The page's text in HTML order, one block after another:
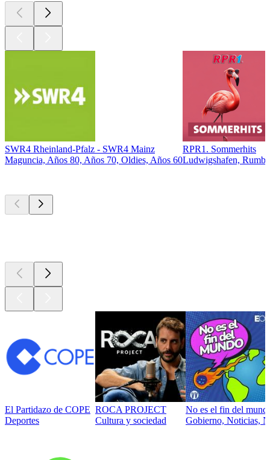
SWR4 Rheinland-Pfalz - SWR4 Mainz
Maguncia, Años 80, Años 70, Oldies, Años 60
RPR1. Sommerhits
Ludwigshafen,
El Partidazo de COPE
Deportes
ROCA PROJECT
Cultura y sociedad
No es el fin del
Gobierno, Noticias,